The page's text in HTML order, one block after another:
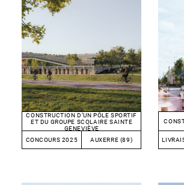
CONSTRUCTION D’UN PÔLE SPORTIF
ET DU GROUPE SCOLAIRE SAINTE
GENEVIÈVE
CONCOURS 2025
AUXERRE (89)